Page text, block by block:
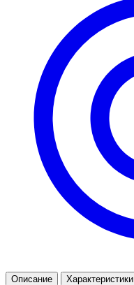
Описание Характеристики